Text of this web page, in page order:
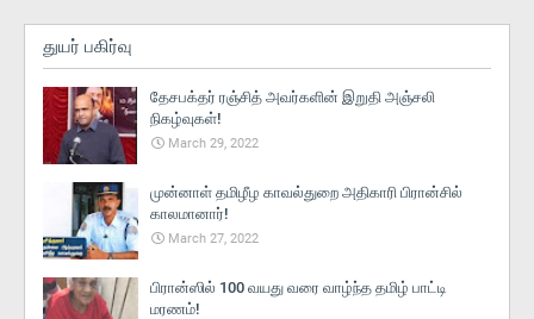
துயர் பகிர்வு
தேசபக்தர் ரஞ்சித் அவர்களின் இறுதி அஞ்சலி
நிகழ்வுகள்!
March 29, 2022
முன்னாள் தமிழீழ காவல்துறை அதிகாரி பிரான்சில்
காலமானார்!
March 27, 2022
பிரான்ஸில் 100 வயது வரை வாழ்ந்த தமிழ் பாட்டி
மரணம்!